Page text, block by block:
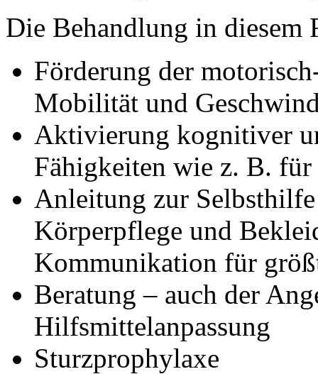
Die Behandlung in diesem
Förderung der
Mobilität und
Aktivierung kognitiver
Fähigkeiten wie z. B. für
Anleitung zur
Körperpflege und
Kommunikation für
Beratung – auch der
Hilfsmittelanpassung
Sturzprophylaxe